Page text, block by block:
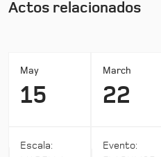
Actos relacionados
May
15
Escala:
March
22
Evento: